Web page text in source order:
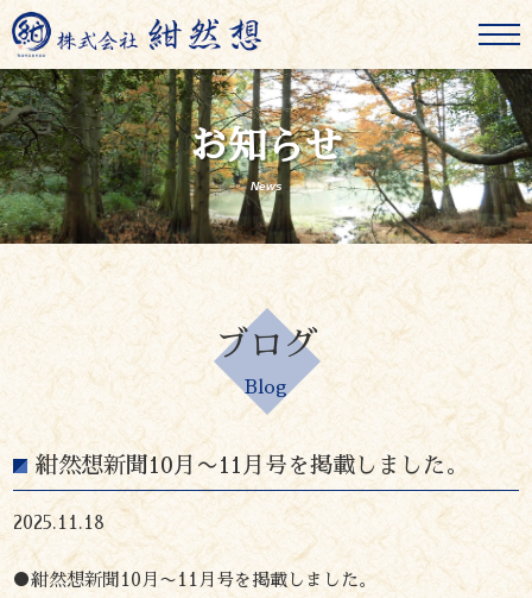
お知らせ
News
ブログ
Blog
紺然想新聞10月〜11月号を掲載しました。
2025.11.18
●紺然想新聞 10 月〜 11 月号を掲載しました。